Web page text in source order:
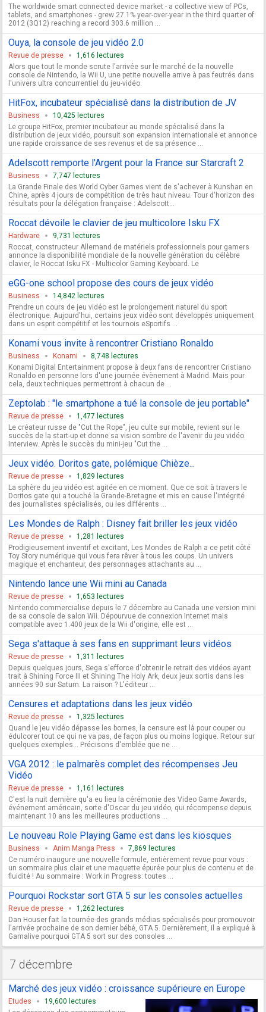
The worldwide smart connected device market - a collective view of PCs,
tablets, and smartphones - grew 27.1% year-over-year in the third quarter of
2012 (3Q12) reaching a record 303.6 million ...
Ouya, la console de jeu vidéo 2.0
Revue de presse
1,616 lectures
Alors que tout le monde scrute l'arrivée sur le marché de la nouvelle
console de Nintendo, la Wii U, une petite nouvelle arrive à pas feutrés dans
l'univers ultra concurrentiel du jeu-vidéo.
HitFox, incubateur spécialisé dans la distribution de JV
Business
10,425 lectures
Le groupe HitFox, premier incubateur au monde spécialisé dans la
distribution de jeux vidéo, poursuit son expansion internationale et annonce
une rapide croissance de ses revenus et de sa présence ...
Adelscott remporte l'Argent pour la France sur Starcraft 2
Business
7,747 lectures
La Grande Finale des World Cyber Games vient de s'achever à Kunshan en
Chine, après 4 jours de compétition de très haut niveau. Tour d'horizon des
résultats pour la délégation française : Adelscott...
Roccat dévoile le clavier de jeu multicolore Isku FX
Hardware
9,731 lectures
Roccat, constructeur Allemand de matériels professionnels pour gamers
annonce la disponibilité mondiale de la nouvelle génération du célèbre
clavier, le Roccat Isku FX - Multicolor Gaming Keyboard. Le
eGG-one school propose des cours de jeux vidéo
Business
14,842 lectures
Prendre un cours de jeu vidéo est le prolongement naturel du sport
électronique. Aujourd'hui, certains jeux vidéo sont développés uniquement
dans un esprit compétitif et les tournois eSportifs ...
Konami vous invite à rencontrer Cristiano Ronaldo
Business Konami
8,748 lectures
Konami Digital Entertainment propose à deux fans de rencontrer Cristiano
Ronaldo en personne lors d'une journée évènement à Madrid. Mais pour
cela, deux techniques permettront à chacun de ...
Zeptolab : "le smartphone a tué la console de jeu portable"
Revue de presse
1,477 lectures
Le créateur russe de "Cut the Rope", jeu culte sur mobile, revient sur le
succès de la start-up et donne sa vision sombre de l'avenir du jeu vidéo.
Interview. Après le succès du mini-jeu "Cut the ...
Jeux vidéo. Doritos gate, polémique Chièze...
Revue de presse
1,829 lectures
La sphère du jeu vidéo est agitée en ce moment. Que ce soit à travers le
Doritos gate qui a touché la Grande-Bretagne et mis en cause l'intégrité
des journalistes spécialisés, ou les différents ...
Les Mondes de Ralph : Disney fait briller les jeux vidéo
Revue de presse
1,281 lectures
Prodigieusement inventif et excitant, Les Mondes de Ralph a ce petit côté
Toy Story numérique qui vous fera rêver à tous les coups. Un univers
magique et enchanteur, des personnages attachants au ...
Nintendo lance une Wii mini au Canada
Revue de presse
1,653 lectures
Nintendo commercialise depuis le 7 décembre au Canada une version mini
de sa console de salon Wii. Dépourvue de connexion Internet mais
compatible avec 1.400 jeux de la Wii d'origine, elle est ...
Sega s'attaque à ses fans en supprimant leurs vidéos
Revue de presse
1,311 lectures
Depuis quelques jours, Sega s'efforce d'obtenir le retrait des vidéos ayant
trait à Shining Force III et Shining The Holy Ark, deux jeux sortis dans les
années 90 sur Saturn. La raison ? L'éditeur ...
Censures et adaptations dans les jeux vidéo
Revue de presse
1,325 lectures
Quand le jeu vidéo dépasse les bornes, la censure est là pour couper ou
édulcorer tout ce qui ne va pas, de façon plus ou moins logique. Retour sur
quelques exemples... Précisons d'emblée que ne ...
VGA 2012 : le palmarès complet des récompenses Jeu
Vidéo
Revue de presse
1,161 lectures
C'est la nuit dernière qu'a eu lieu la cérémonie des Video Game Awards,
événement américain, sorte d'Oscar du jeu vidéo, qui récompense depuis
maintenant 10 ans les meilleures productions ...
Le nouveau Role Playing Game est dans les kiosques
Business Anim Manga Press
7,869 lectures
Ce numéro inaugure une nouvelle formule, entièrement revue pour vous :
un sommaire plus clair et une maquette épurée pour plus de contenu et de
fluidité ! Au sommaire : Work in Progress: toutes ...
Pourquoi Rockstar sort GTA 5 sur les consoles actuelles
Revue de presse
1,262 lectures
Dan Houser fait la tournée des grands médias spécialisés pour promouvoir
l'arrivée prochaine de son dernier bébé, GTA 5. Dernièrement, il a expliqué à
Gamalive pourquoi GTA 5 sort sur des consoles ...
7 décembre
Marché des jeux vidéo : croissance supérieure en Europe
Etudes
19,600 lectures